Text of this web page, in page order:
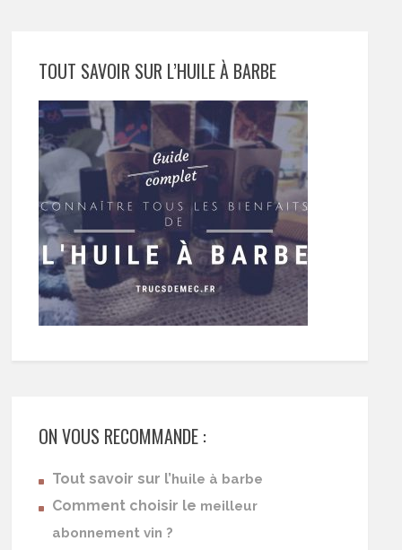
TOUT SAVOIR SUR L’HUILE À BARBE
ON VOUS RECOMMANDE :
Tout savoir sur l’huile à barbe
Comment choisir le meilleur
abonnement vin ?